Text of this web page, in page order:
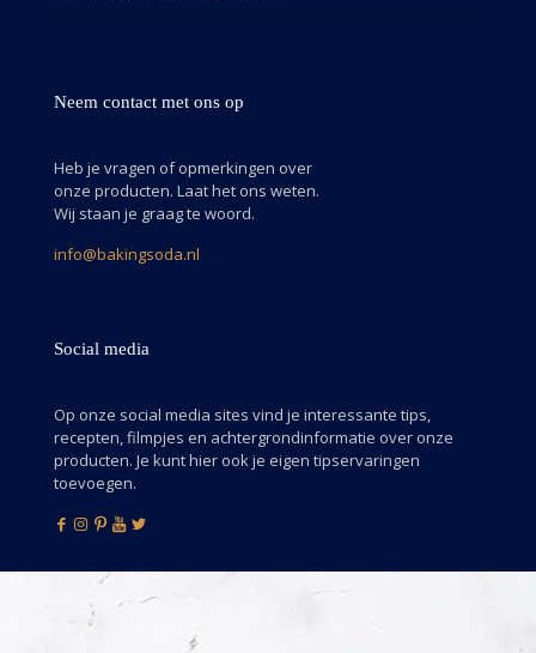
Neem contact met ons op
Heb je vragen of opmerkingen over
onze producten. Laat het ons weten.
Wij staan je graag te woord.
info@bakingsoda.nl
Social media
Op onze social media sites vind je interessante tips,
recepten, filmpjes en achtergrondinformatie over onze
producten. Je kunt hier ook je eigen tipservaringen
toevoegen.